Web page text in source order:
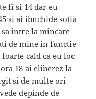
fi si 14 dar eu
si ai ibnchide sotia
intre la mincare
de mine in functie
cald ca eu loc
18 ai eliberez la
si de multe ori
depinde de